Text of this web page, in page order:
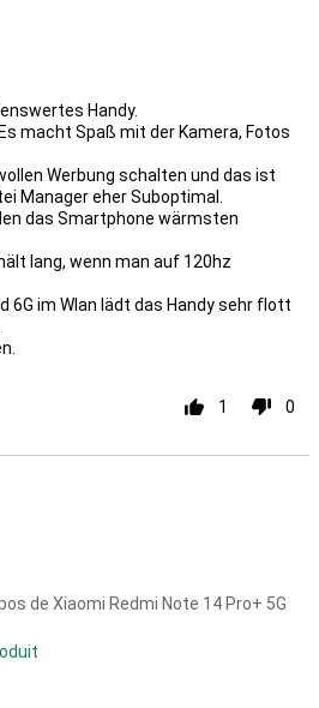
Handy.
macht Spaß mit der Kamera, Fotos
Werbung schalten und das ist
Manager eher Suboptimal.
das Smartphone wärmsten
lang, wenn man auf 120hz
6G im Wlan lädt das Handy sehr flott
1 0
de Xiaomi Redmi Note 14 Pro+ 5G